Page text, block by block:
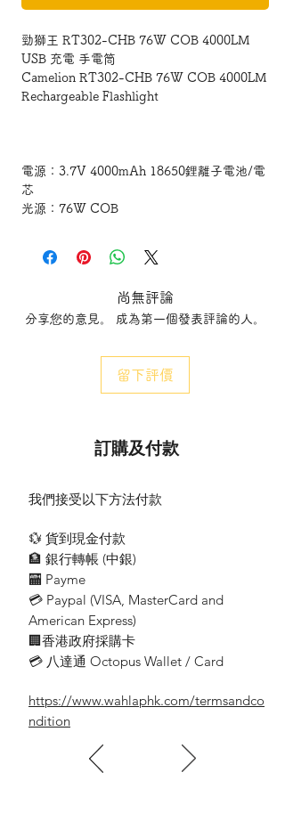
勁獅王 RT302-CHB 76W COB 4000LM
USB 充電 手電筒
Camelion RT302-CHB 76W COB 4000LM
Rechargeable Flashlight
電源：3.7V 4000mAh 18650鋰離子電池/電
芯
光源：76W COB
運行時間：高 - 3 小時/中 - 6 小時/低 - 21
光束距離：~ 246 FT
充電時間：5.5 小時
USB-C 輸入：5V @ 1A
USB-A 輸出：5V @ 1A
燈尺寸（長度 x 直徑）：9.13 英吋 x 1.42 英
Light Source: 76W COB
Lumen Output: 4000 LM / 2000 LM / 400
LM
Run Time: High - 3 Hours / Medium - 6
Hours / Low - 21 Hours
Beam Distance: ~ 246 FT
Charging Time: 5.5 Hours
Correlated Color Temperature (CCT):
USB-C Input: 5V 1A
USB-A Output: 5V @ 1A
9.13" x 1.42"
Light Weight (Excluding Cable): 0.68 LBS
尚無評論
分享您的意見。 成為第一個發表評論的人。
留下評價
訂購及付款
我們接受以下方法付款
💱 貨到現金付款
🏦 銀行轉帳 (​中銀)
🏧 Payme
💳 Paypal (VISA​, MasterCard and
American Express)
🏢香港政府採購卡
💳 八達通 Octopus Wallet / Card
https://www.wahlaphk.com/termsandco
ndition